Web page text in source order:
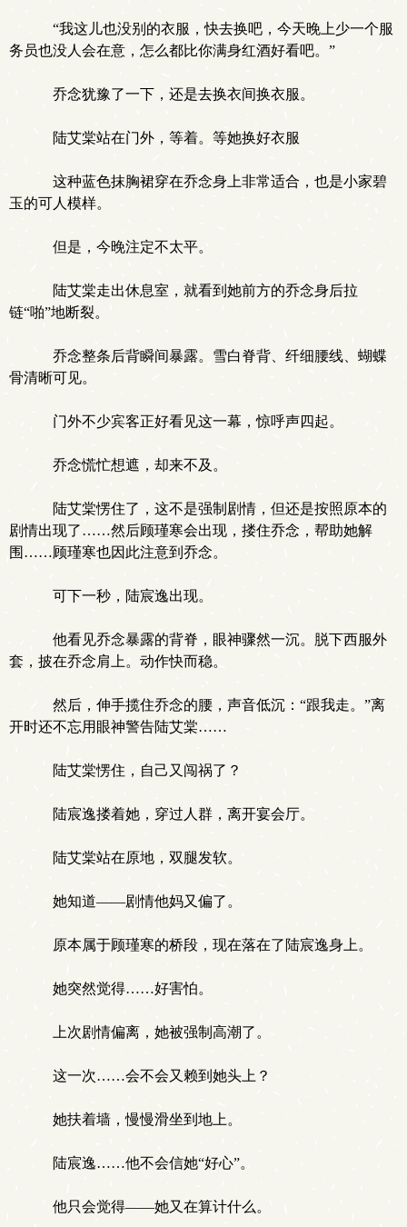
“我这儿也没别的衣服，快去换吧，今天晚上少一个服
务员也没人会在意，怎么都比你满身红酒好看吧。”
乔念犹豫了一下，还是去换衣间换衣服。
陆艾棠站在门外，等着。等她换好衣服
这种蓝色抹胸裙穿在乔念身上非常适合，也是小家碧
玉的可人模样。
但是，今晚注定不太平。
陆艾棠走出休息室，就看到她前方的乔念身后拉
链“啪”地断裂。
乔念整条后背瞬间暴露。雪白脊背、纤细腰线、蝴蝶
骨清晰可见。
门外不少宾客正好看见这一幕，惊呼声四起。
乔念慌忙想遮，却来不及。
陆艾棠愣住了，这不是强制剧情，但还是按照原本的
剧情出现了……然后顾瑾寒会出现，搂住乔念，帮助她解
围……顾瑾寒也因此注意到乔念。
可下一秒，陆宸逸出现。
他看见乔念暴露的背脊，眼神骤然一沉。脱下西服外
套，披在乔念肩上。动作快而稳。
然后，伸手揽住乔念的腰，声音低沉：“跟我走。”离
开时还不忘用眼神警告陆艾棠……
陆艾棠愣住，自己又闯祸了？
陆宸逸搂着她，穿过人群，离开宴会厅。
陆艾棠站在原地，双腿发软。
她知道——剧情他妈又偏了。
原本属于顾瑾寒的桥段，现在落在了陆宸逸身上。
她突然觉得……好害怕。
上次剧情偏离，她被强制高潮了。
这一次……会不会又赖到她头上？
她扶着墙，慢慢滑坐到地上。
陆宸逸……他不会信她“好心”。
他只会觉得——她又在算计什么。